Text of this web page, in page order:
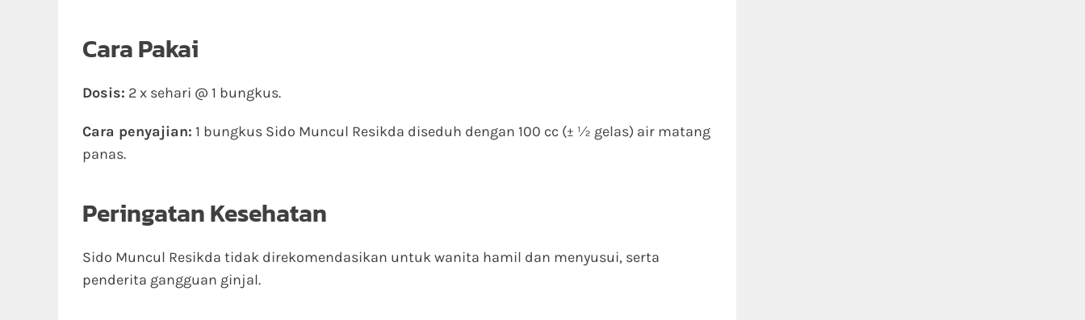
Cara Pakai
Dosis: 2 x sehari @ 1 bungkus.
Cara penyajian: 1 bungkus Sido Muncul Resikda diseduh dengan 100 cc (± ½ gelas) air matang
panas.
Peringatan Kesehatan
Sido Muncul Resikda tidak direkomendasikan untuk wanita hamil dan menyusui, serta
penderita gangguan ginjal.